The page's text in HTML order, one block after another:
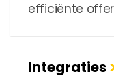
Integraties
efficiënte